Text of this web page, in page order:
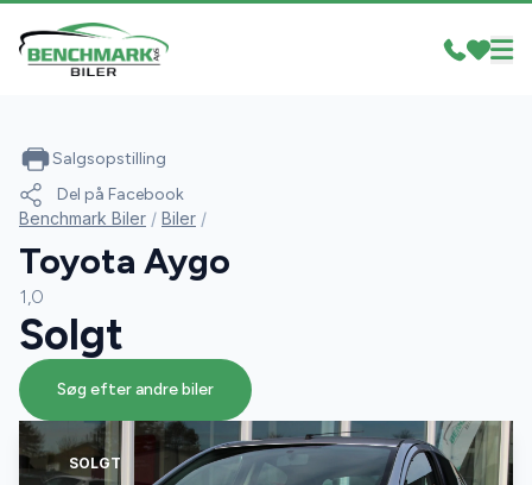
SOLGT
Salgsopstilling
Del på Facebook
Benchmark Biler / Biler /
Toyota Aygo
1,0
Solgt
Søg efter andre biler